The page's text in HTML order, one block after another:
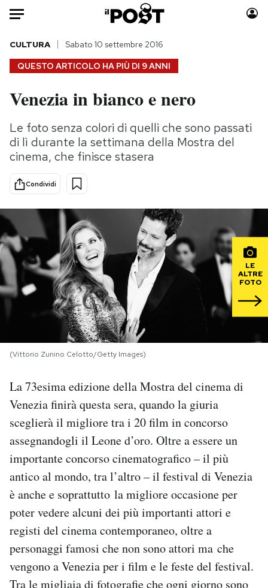
Auto
HOME
Italia
Politica
Tecnologia
Scienza
Economia
Sport
Moda
Consumismi
Altrecose
Mondiali calcio 2026
PODCAST
NEWSLETTER
SHOP
CALENDARIO
AREA PERSONALE
Area Personale
Newsletter
Notifiche mobile
Regala il Post
QUESTO ARTICOLO HA PIÙ DI 9 ANNI
CULTURA Sabato 10 settembre 2016
Venezia in bianco e nero
Le foto senza colori di quelli che sono passati
di lì durante la settimana della Mostra del
cinema, che finisce stasera
Condividi
LE
ALTRE
FOTO
(Vittorio Zunino Celotto/Getty Images)
La 73esima edizione della Mostra del cinema di
Venezia finirà questa sera, quando la giuria
sceglierà il migliore tra i 20 film in concorso
assegnandogli il Leone d’oro. Oltre a essere un
importante concorso cinematografico – il più
antico al mondo, tra l’altro – il festival di Venezia
è anche e soprattutto la migliore occasione per
poter vedere alcuni dei più importanti attori e
registi del cinema contemporaneo, oltre a
personaggi famosi che non sono attori ma che
vengono a Venezia per i film e le feste del festival.
Tra le migliaia di fotografie che ogni giorno sono